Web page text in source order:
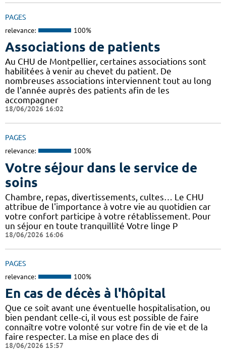
PAGES
relevance: 100%
Associations de patients
Au CHU de Montpellier, certaines associations sont
habilitées à venir au chevet du patient. De
nombreuses associations interviennent tout au long
de l'année auprès des patients afin de les
accompagner
18/06/2026 16:02
PAGES
relevance: 100%
Votre séjour dans le service de
soins
Chambre, repas, divertissements, cultes… Le CHU
attribue de l'importance à votre vie au quotidien car
votre confort participe à votre rétablissement. Pour
un séjour en toute tranquillité Votre linge P
18/06/2026 16:06
PAGES
relevance: 100%
En cas de décès à l'hôpital
Que ce soit avant une éventuelle hospitalisation, ou
bien pendant celle-ci, il vous est possible de faire
connaître votre volonté sur votre fin de vie et de la
faire respecter. La mise en place des di
18/06/2026 15:57